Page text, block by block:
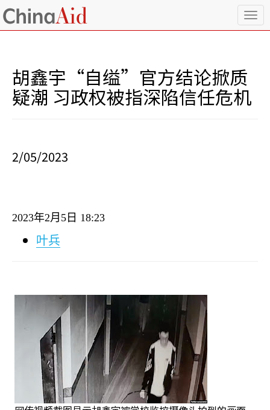
T
o
a
胡鑫宇“自缢”官方结论掀质
疑潮 习政权被指深陷信任危机
2/05/2023
2023年2月 5 日 18:23
叶兵